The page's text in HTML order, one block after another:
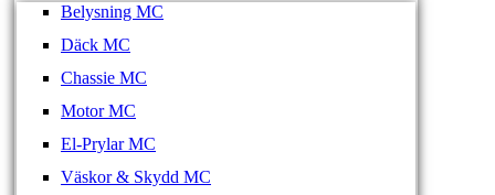
Belysning MC
Däck MC
Chassie MC
Motor MC
El-Prylar MC
Väskor & Skydd MC